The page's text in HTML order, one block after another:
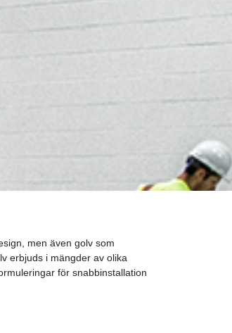
men även golv som
erbjuds i mängder av olika
för snabbinstallation